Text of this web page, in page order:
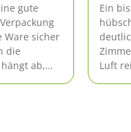
gute
Ware sicher
die
ab,
Ein
Luft